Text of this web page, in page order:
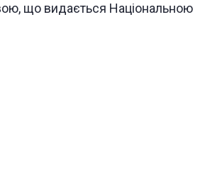
що видається Національною